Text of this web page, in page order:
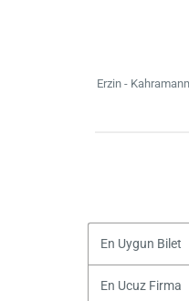
Erzin -
En Uygun Bilet
En Ucuz Firma